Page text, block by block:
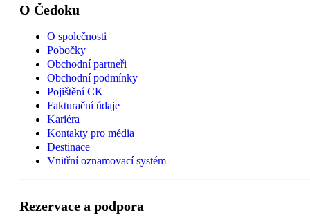
O Čedoku
O společnosti
Pobočky
Obchodní partneři
Obchodní podmínky
Pojištění CK
Fakturační údaje
Kariéra
Kontakty pro média
Destinace
Vnitřní oznamovací systém
Rezervace a podpora